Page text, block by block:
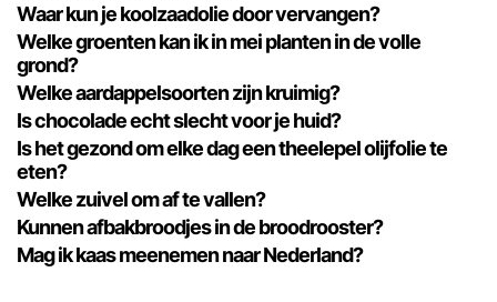
Waar kun je koolzaadolie door vervangen?
Welke groenten kan ik in mei planten in de volle
grond?
Welke aardappelsoorten zijn kruimig?
Is chocolade echt slecht voor je huid?
Is het gezond om elke dag een theelepel olijfolie te
eten?
Welke zuivel om af te vallen?
Kunnen afbakbroodjes in de broodrooster?
Mag ik kaas meenemen naar Nederland?